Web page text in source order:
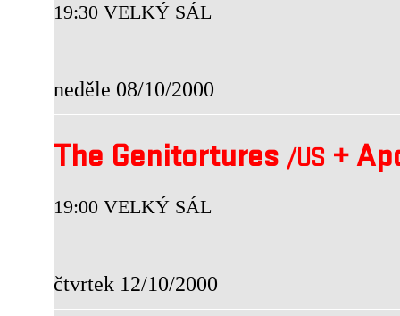
19:30 VELKÝ SÁL
neděle 08/10/2000
The Genitortures /US +
19:00 VELKÝ SÁL
čtvrtek 12/10/2000